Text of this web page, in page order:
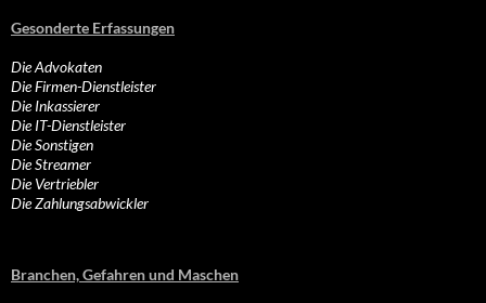
Gesonderte Erfassungen
Die Advokaten
Die Firmen-Dienstleister
Die Inkassierer
Die IT-Dienstleister
Die Sonstigen
Die Streamer
Die Vertriebler
Die Zahlungsabwickler
Branchen, Gefahren und Maschen